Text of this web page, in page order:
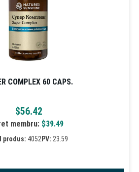
COMPLEX 60 CAPS.
$56.42
membru: $39.49
produs: 4052PV: 23.59